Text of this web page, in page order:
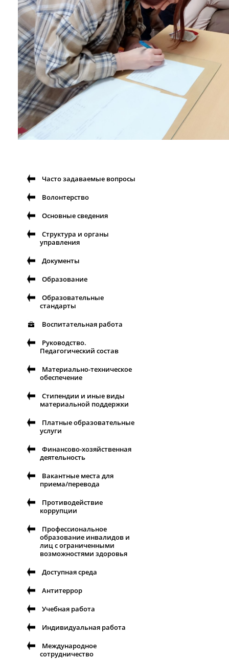
Часто задаваемые вопросы
Волонтерство
Основные сведения
Структура и органы
управления
Документы
Образование
Образовательные
стандарты
Воспитательная работа
Руководство.
Педагогический состав
Материально-техническое
обеспечение
Стипендии и иные виды
материальной поддержки
Платные образовательные
услуги
Финансово-хозяйственная
деятельность
Вакантные места для
приема/перевода
Противодействие
коррупции
Профессиональное
образование инвалидов и
лиц с ограниченными
возможностями здоровья
Доступная среда
Антитеррор
Учебная работа
Индивидуальная работа
Международное
сотрудничество